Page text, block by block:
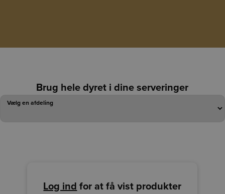
Brug hele dyret i dine serveringer
Vælg en afdeling
Vælg en afdeling
Log ind for at få vist produkter